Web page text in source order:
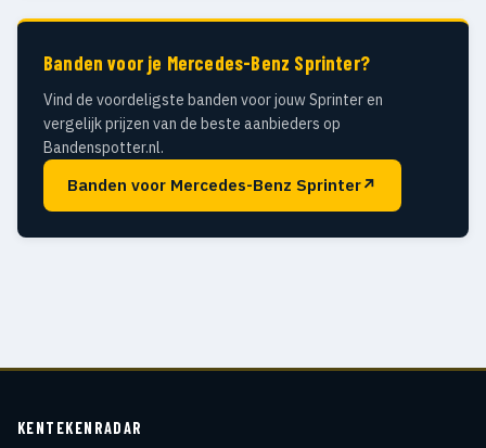
Banden voor je Mercedes-Benz Sprinter?
Vind de voordeligste banden voor jouw Sprinter en
vergelijk prijzen van de beste aanbieders op
Bandenspotter.nl.
Banden voor Mercedes-Benz Sprinter↗
KENTEKENRADAR